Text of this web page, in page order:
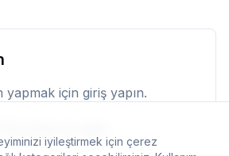
yapmak için giriş yapın.
yorumu siz yapın.
iyileştirmek için çerez